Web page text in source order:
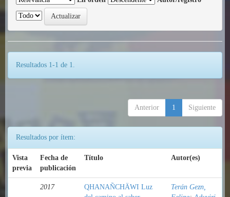
Resultados 1-1 de 1.
Anterior 1 Siguiente
Resultados por ítem:
Vista
previa
Fecha de
publicación
Título Autor(es)
2017
QHANAÑCHÄWI Luz
Terán Gezn,